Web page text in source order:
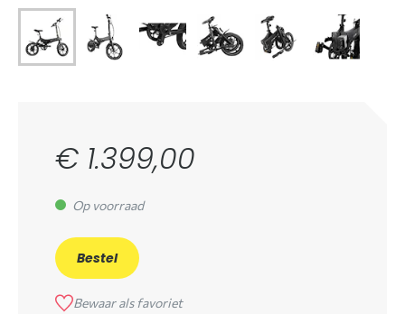
€ 1.399,00
Op voorraad
Bestel
Bewaar als favoriet